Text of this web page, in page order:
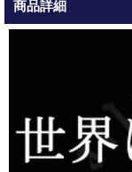
商品詳細